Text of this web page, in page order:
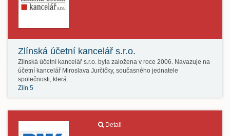
Zlínská účetní kancelář s.r.o.
Zlínská účetní kancelář s.r.o. byla založena v roce 2006. Navazuje na
účetní kancelář Miroslava Jurčičky, současného jednatele
společnosti, která…
Zlín 5
Detail